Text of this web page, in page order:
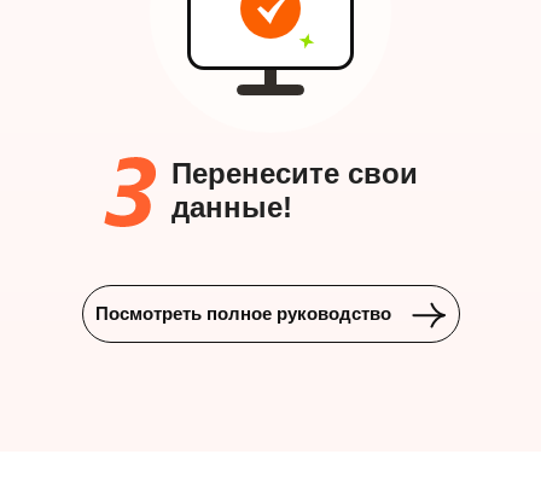
Перенесите свои
данные!
Посмотреть полное руководство